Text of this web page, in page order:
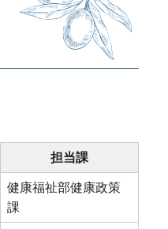
担当課
健康福祉部健康政策
課